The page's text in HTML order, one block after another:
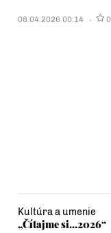
08.04.2026 00:14 0
Kultúra a umenie
„Čítajme si...2026“